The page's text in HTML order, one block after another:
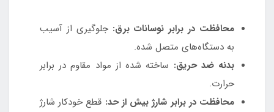
محافظت در برابر نوسانات برق: جلوگیری از آسیب
به دستگاه‌های متصل شده.
بدنه ضد حریق: ساخته شده از مواد مقاوم در برابر
حرارت.
محافظت در برابر شارژ بیش از حد: قطع خودکار شارژ